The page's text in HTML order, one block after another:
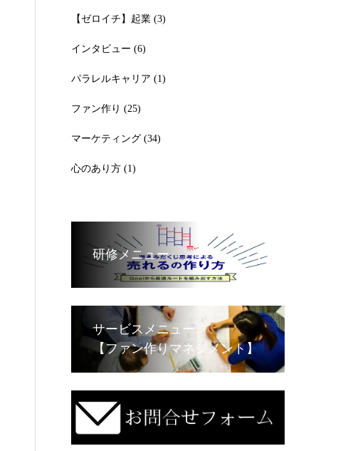
【ゼロイチ】起業 (3)
インタビュー (6)
パラレルキャリア (1)
ファン作り (25)
マーケティング (34)
心のあり方 (1)
研修メニュー
サービスメニュー
【ファン作りマネジメント】